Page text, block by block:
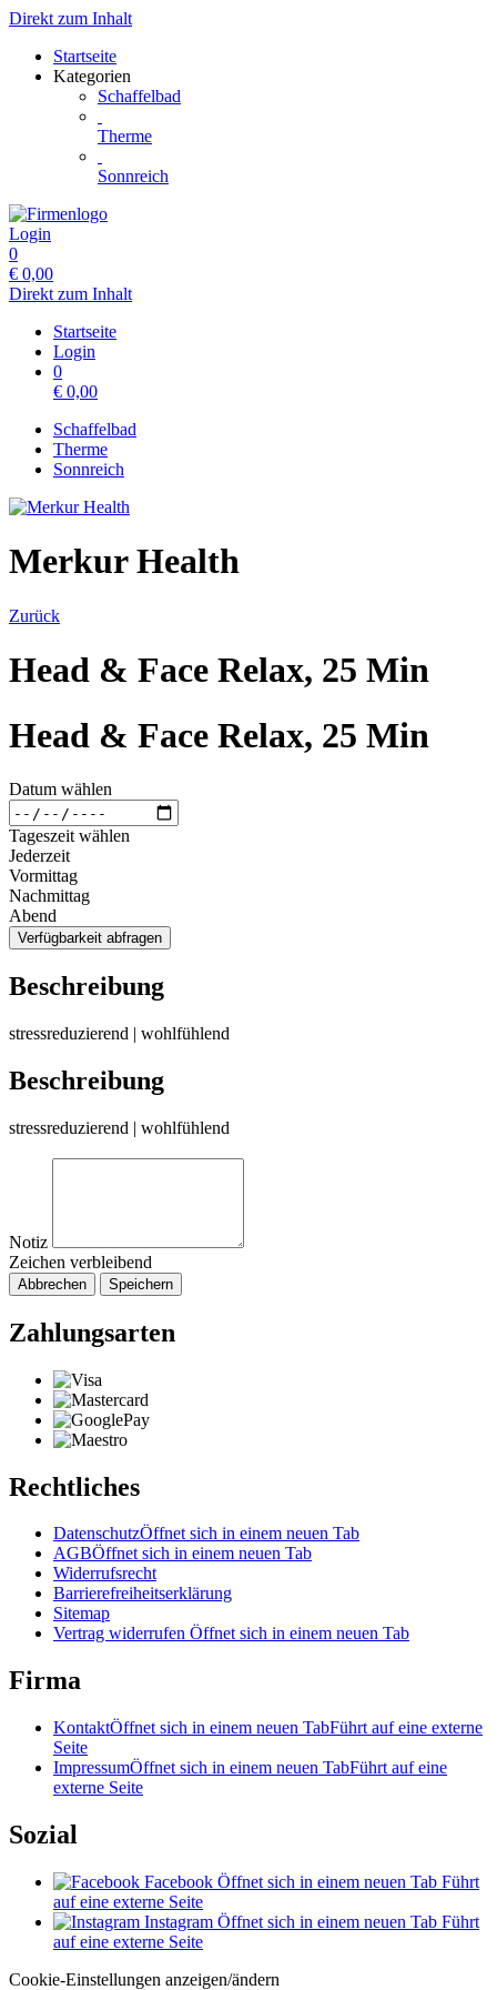
Direkt zum Inhalt
Startseite
Kategorien
Schaffelbad
Therme
Sonnreich
Login
0
€ 0,00
Direkt zum Inhalt
Startseite
Login
0
€ 0,00
Schaffelbad
Therme
Sonnreich
Merkur Health
Zurück
Head & Face Relax, 25 Min
Head & Face Relax, 25 Min
Datum wählen
Tageszeit wählen
Jederzeit
Vormittag
Nachmittag
Abend
Verfügbarkeit abfragen
Beschreibung
stressreduzierend | wohlfühlend
Beschreibung
stressreduzierend | wohlfühlend
Notiz
Zeichen verbleibend
Abbrechen Speichern
Zahlungsarten
Rechtliches
DatenschutzÖffnet sich in einem neuen Tab
AGBÖffnet sich in einem neuen Tab
Widerrufsrecht
Barrierefreiheitserklärung
Sitemap
Vertrag widerrufen Öffnet sich in einem neuen Tab
Firma
KontaktÖffnet sich in einem neuen TabFührt auf eine externe
Seite
ImpressumÖffnet sich in einem neuen TabFührt auf eine
externe Seite
Sozial
Facebook Öffnet sich in einem neuen Tab Führt
auf eine externe Seite
Instagram Öffnet sich in einem neuen Tab Führt
auf eine externe Seite
Cookie-Einstellungen anzeigen/ändern